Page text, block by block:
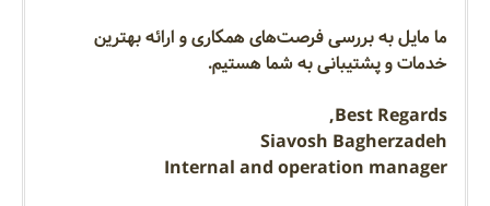
ما مایل به بررسی فرصت‌های همکاری و ارائه بهترین
خدمات و پشتیبانی به شما هستیم.
Best Regards,
Siavosh Bagherzadeh
Internal and operation manager